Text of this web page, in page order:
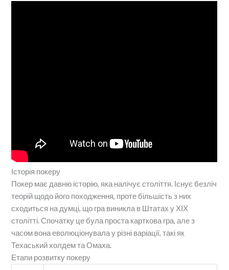
Історія покеру
Покер має давню історію, яка налічує століття. Існує безліч
теорій щодо його походження, проте більшість з них
сходиться на думці, що гра виникла в Штатах у ХІХ
столітті. Спочатку це була проста карткова гра, але з
часом вона еволюціонувала у різні варіації, такі як
Техаський холдем та Омаха.
Етапи розвитку покеру